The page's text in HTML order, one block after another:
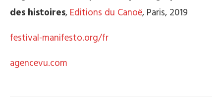
des histoires, Editions du Canoë, Paris, 2019
festival-manifesto.org/fr
agencevu.com